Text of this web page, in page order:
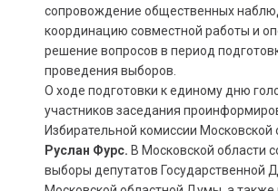
сопровождение общественных
координацию совместной работы и
решение вопросов в период
проведения выборов.
О ходе подготовки к единому дню
участников заседания
Избирательной комиссии Московской
Руслан Фурс. В Московской области
выборы депутатов Государственной